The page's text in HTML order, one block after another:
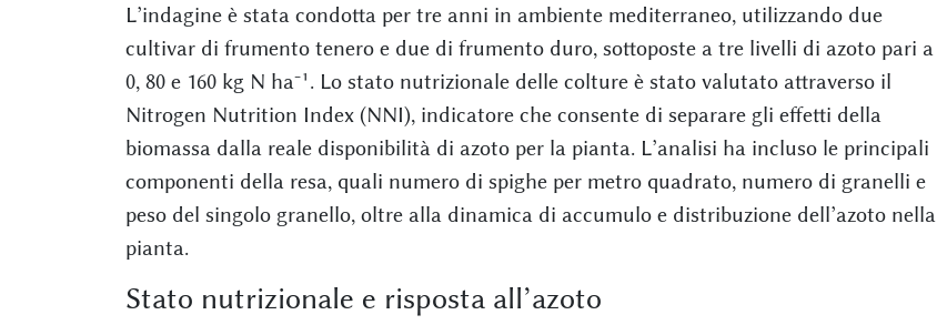
L’indagine è stata condotta per tre anni in ambiente mediterraneo, utilizzando due
cultivar di frumento tenero e due di frumento duro, sottoposte a tre livelli di azoto pari a
0, 80 e 160 kg N ha⁻¹. Lo stato nutrizionale delle colture è stato valutato attraverso il
Nitrogen Nutrition Index (NNI), indicatore che consente di separare gli effetti della
biomassa dalla reale disponibilità di azoto per la pianta. L’analisi ha incluso le principali
componenti della resa, quali numero di spighe per metro quadrato, numero di granelli e
peso del singolo granello, oltre alla dinamica di accumulo e distribuzione dell’azoto nella
pianta.
Stato nutrizionale e risposta all’azoto